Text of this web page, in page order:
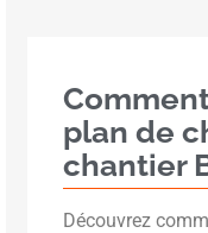
plan de
chantier
Découvrez